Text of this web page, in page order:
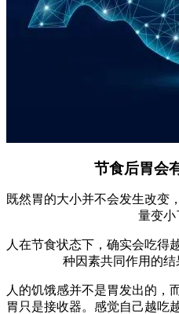
节食后胃会
既然胃的大小并不会发生改变
量变小
人在节食状态下，确实会吃得
种因素共同作用的结
人的饥饿感并不是胃发出的，
胃只是接收器。感觉自己越吃